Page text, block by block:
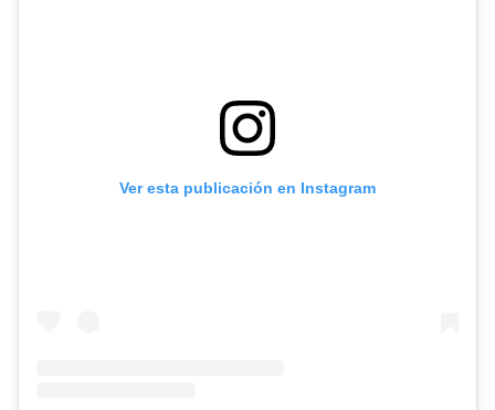
Ver esta publicación en Instagram